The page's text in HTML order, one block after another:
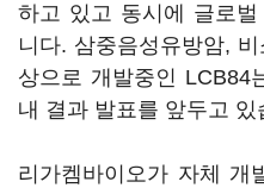
하고 있고 동시에 글로
니다. 삼중음성유방암,
상으로 개발중인 LCB84
내 결과 발표를 앞두고 있
리가켐바이오가 자체 개